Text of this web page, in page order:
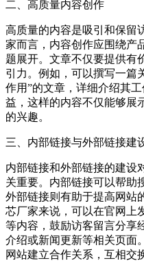
二、高质量内容创作
高质量的内容是吸引和保留
家而言，内容创作应围绕产
题展开。文章不仅要提供有
引力。例如，可以撰写一篇
作用”的文章，详细介绍其
益，这样的内容不仅能够展
的兴趣。
三、内部链接与外部链接建
内部链接和外部链接的建设
关重要。内部链接可以帮助
外部链接则有助于提高网站
芯厂家来说，可以在官网上
等内容，鼓励访客留言分享
介绍或新闻更新等相关页面
网站建立合作关系，互相交